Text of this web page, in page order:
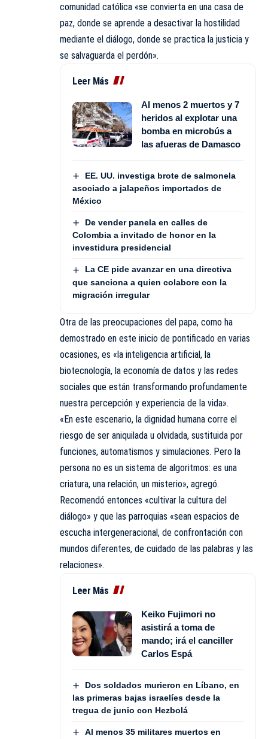
comunidad católica «se convierta en una casa de
paz, donde se aprende a desactivar la hostilidad
mediante el diálogo, donde se practica la justicia y
se salvaguarda el perdón».
Leer Más
Al menos 2 muertos y 7
heridos al explotar una
bomba en microbús a
las afueras de Damasco
EE. UU. investiga brote de salmonela
asociado a jalapeños importados de
México
De vender panela en calles de
Colombia a invitado de honor en la
investidura presidencial
La CE pide avanzar en una directiva
que sanciona a quien colabore con la
migración irregular
Otra de las preocupaciones del papa, como ha
demostrado en este inicio de pontificado en varias
ocasiones, es «la inteligencia artificial, la
biotecnología, la economía de datos y las redes
sociales que están transformando profundamente
nuestra percepción y experiencia de la vida».
«En este escenario, la dignidad humana corre el
riesgo de ser aniquilada u olvidada, sustituida por
funciones, automatismos y simulaciones. Pero la
persona no es un sistema de algoritmos: es una
criatura, una relación, un misterio», agregó.
Recomendó entonces «cultivar la cultura del
diálogo» y que las parroquias «sean espacios de
escucha intergeneracional, de confrontación con
mundos diferentes, de cuidado de las palabras y las
relaciones».
Leer Más
Keiko Fujimori no
asistirá a toma de
mando; irá el canciller
Carlos Espá
Dos soldados murieron en Líbano, en
las primeras bajas israelíes desde la
tregua de junio con Hezbolá
Al menos 35 militares muertos en